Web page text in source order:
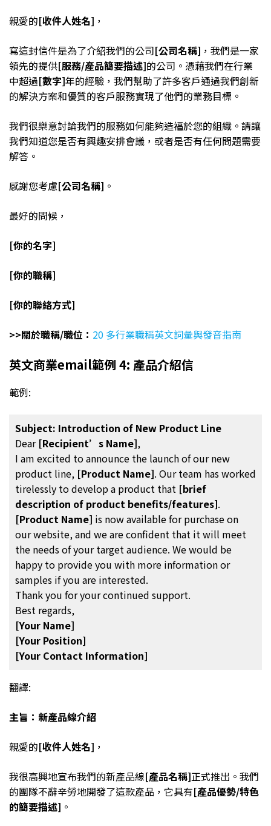
親愛的[收件人姓名] ，
寫這封信件是為了介紹我們的公司[公司名稱] ，我們是一家
領先的提供[服務/產品簡要描述]的公司。憑藉我們在行業
中超過[數字]年的經驗，我們幫助了許多客戶通過我們創新
的解決方案和優質的客戶服務實現了他們的業務目標。
我們很樂意討論我們的服務如何能夠造福於您的組織。請讓
我們知道您是否有興趣安排會議，或者是否有任何問題需要
解答。
感謝您考慮[公司名稱] 。
最好的問候，
[你的名字]
[你的職稱]
[你的聯絡方式]
>>關於職稱/職位： 20 多行業職稱英文詞彙與發音指南
英文商業email範例 4: 產品介紹信
範例:
Subject: Introduction of New Product Line
Dear [Recipient’s Name],
I am excited to announce the launch of our new
product line, [Product Name]. Our team has worked
tirelessly to develop a product that [brief
description of product benefits/features].
[Product Name] is now available for purchase on
our website, and we are confident that it will meet
the needs of your target audience. We would be
happy to provide you with more information or
samples if you are interested.
Thank you for your continued support.
Best regards,
[Your Name]
[Your Position]
[Your Contact Information]
翻譯:
主旨：新產品線介紹
親愛的[收件人姓名] ，
我很高興地宣布我們的新產品線[產品名稱]正式推出。我們
的團隊不辭辛勞地開發了這款產品，它具有[產品優勢/特色
的簡要描述] 。